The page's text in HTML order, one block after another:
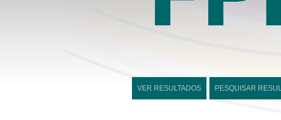
VER RESULTADOS PESQUISAR